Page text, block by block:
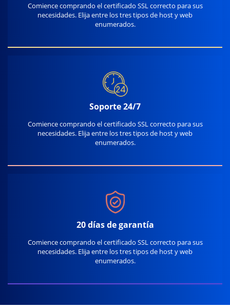
Comience comprando el certificado SSL correcto para sus
necesidades. Elija entre los tres tipos de host y web
enumerados.
Soporte 24/7
Comience comprando el certificado SSL correcto para sus
necesidades. Elija entre los tres tipos de host y web
enumerados.
20 días de garantía
Comience comprando el certificado SSL correcto para sus
necesidades. Elija entre los tres tipos de host y web
enumerados.